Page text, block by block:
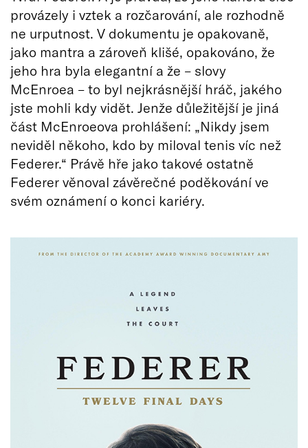
provázely i vztek a rozčarování, ale rozhodně
ne urputnost. V dokumentu je opakovaně,
jako mantra a zároveň klišé, opakováno, že
jeho hra byla elegantní a že – slovy
McEnroea – to byl nejkrásnější hráč, jakého
jste mohli kdy vidět. Jenže důležitější je jiná
část McEnroeova prohlášení: „Nikdy jsem
neviděl někoho, kdo by miloval tenis víc než
Federer.“ Právě hře jako takové ostatně
Federer věnoval závěrečné poděkování ve
svém oznámení o konci kariéry.